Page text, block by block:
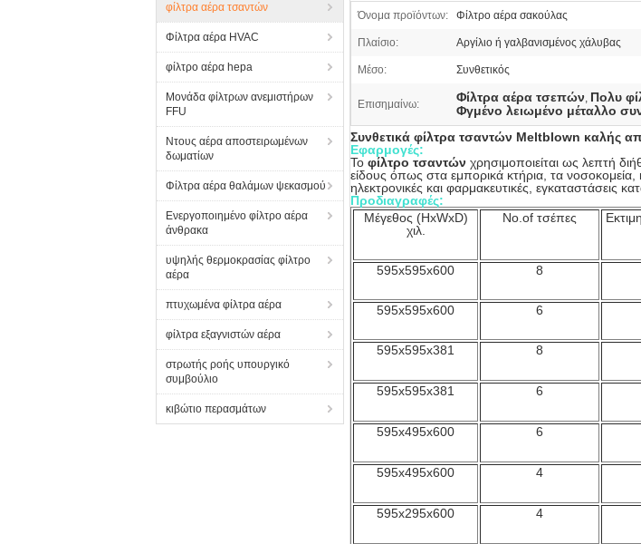
φίλτρα αέρα τσαντών
Φίλτρα αέρα HVAC
φίλτρο αέρα hepa
Μονάδα φίλτρων ανεμιστήρων
FFU
Ντους αέρα αποστειρωμένων
δωματίων
Φίλτρα αέρα θαλάμων ψεκασμού
Ενεργοποιημένο φίλτρο αέρα
άνθρακα
υψηλής θερμοκρασίας φίλτρο
αέρα
πτυχωμένα φίλτρα αέρα
φίλτρα εξαγνιστών αέρα
στρωτής ροής υπουργικό
συμβούλιο
κιβώτιο περασμάτων
Όνομα προϊόντων: Φίλτρο αέρα σακούλας
Πλαίσιο: Αργίλιο ή γαλβανισμένος χάλυβας
Μέσο: Συνθετικός
Επισημαίνω: Φίλτρα αέρα τσεπών, Πολυ
Φγμένο λειωμένο μέταλλο
Συνθετικά φίλτρα τσαντών Meltblown καλής
Εφαρμογές:
Το φίλτρο τσαντών χρησιμοποιείται ως λεπτή
είδους όπως στα εμπορικά κτήρια, τα νοσοκομεία,
ηλεκτρονικές και φαρμακευτικές, εγκαταστάσεις
Προδιαγραφές:
Μέγεθος (HxWxD)
χιλ.
No.of τσέπες
595x595x600 8
595x595x600 6
595x595x381 8
595x595x381 6
595x495x600 6
595x495x600 4
595x295x600 4